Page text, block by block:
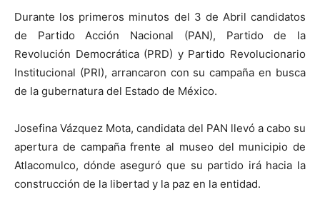
Durante los primeros minutos del 3 de Abril candidatos
de Partido Acción Nacional (PAN), Partido de la
Revolución Democrática (PRD) y Partido Revolucionario
Institucional (PRI), arrancaron con su campaña en busca
de la gubernatura del Estado de México.
Josefina Vázquez Mota, candidata del PAN llevó a cabo su
apertura de campaña frente al museo del municipio de
Atlacomulco, dónde aseguró que su partido irá hacia la
construcción de la libertad y la paz en la entidad.